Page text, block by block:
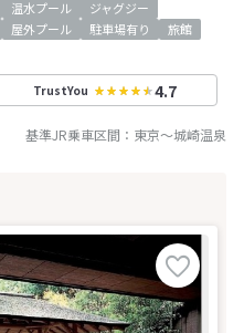
温水プール
ジャグジー
屋外プール 駐車場有り
旅館
TrustYou 4.7
基準JR乗車区間： 東京～城崎温泉